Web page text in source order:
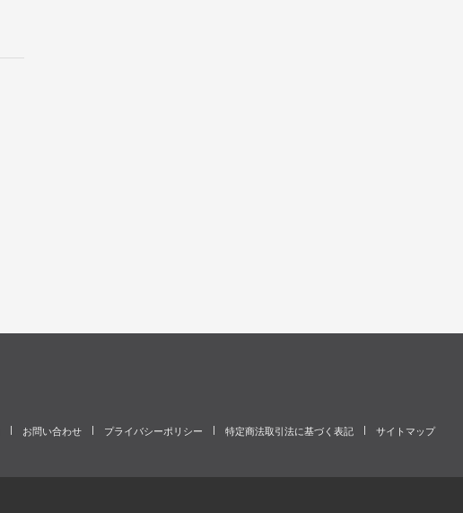
お問い合わせ プライバシーポリシー 特定商法取引法に基づく表記 サイトマップ